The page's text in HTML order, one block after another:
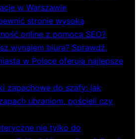
w Warszawie
stronie wysoką
online z pomocą SEO?
wynajem biura? Sprawdź,
w Polsce oferują najlepsze
zapachowe do szafy: jak
ubraniom, pościeli czy
nie tylko do